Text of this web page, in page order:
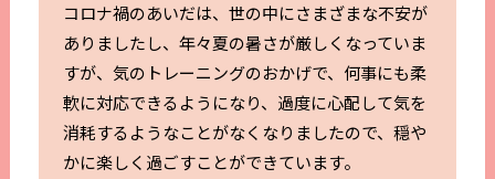
コロナ禍のあいだは、世の中にさまざまな不安が
ありましたし、年々夏の暑さが厳しくなっていま
すが、気のトレーニングのおかげで、何事にも柔
軟に対応できるようになり、過度に心配して気を
消耗するようなことがなくなりましたので、穏や
かに楽しく過ごすことができています。